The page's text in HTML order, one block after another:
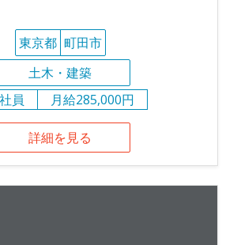
東京都 町田市
土木・建築
員
月給285,000円
詳細を見る